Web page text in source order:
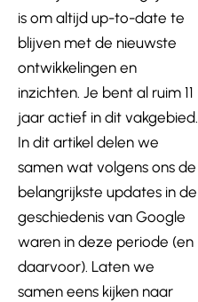
is om altijd up-to-date te
blijven met de nieuwste
ontwikkelingen en
inzichten. Je bent al ruim 11
jaar actief in dit vakgebied.
In dit artikel delen we
samen wat volgens ons de
belangrijkste updates in de
geschiedenis van Google
waren in deze periode (en
daarvoor). Laten we
samen eens kijken naar